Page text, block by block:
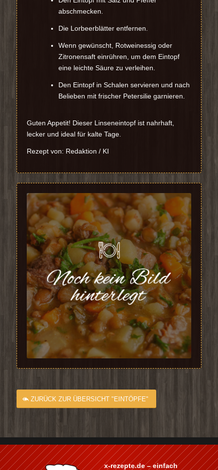
abschmecken.
Die Lorbeerblätter entfernen.
Wenn gewünscht, Rotweinessig oder
Zitronensaft einrühren, um dem Eintopf
eine leichte Säure zu verleihen.
Den Eintopf in Schalen servieren und nach
Belieben mit frischer Petersilie garnieren.
Guten Appetit! Dieser Linseneintopf ist nahrhaft,
lecker und ideal für kalte Tage.
Rezept von: Redaktion / KI
ZURÜCK ZUR ÜBERSICHT "EINTÖPFE"
x-rezepte.de – einfach